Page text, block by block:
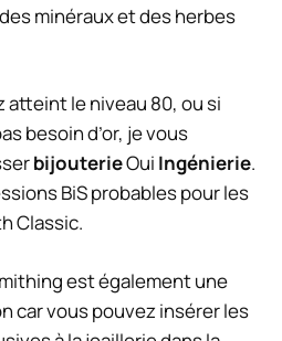
minéraux et des herbes
atteint le niveau 80, ou si
besoin d’or, je vous
bijouterieOui Ingénierie.
BiS probables pour les
Classic.
est également une
car vous pouvez insérer les